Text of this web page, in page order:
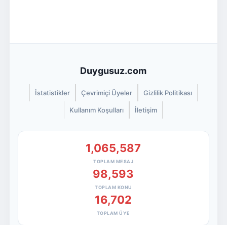
Duygusuz.com
İstatistikler Çevrimiçi Üyeler Gizlilik Politikası
Kullanım Koşulları İletişim
1,065,587
TOPLAM MESAJ
98,593
TOPLAM KONU
16,702
TOPLAM ÜYE